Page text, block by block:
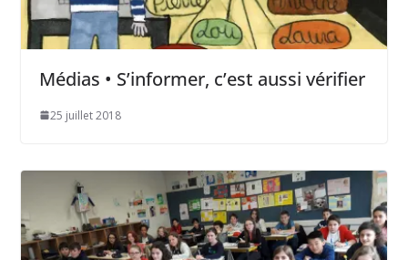
Médias • S’informer, c’est aussi vérifier
25 juillet 2018